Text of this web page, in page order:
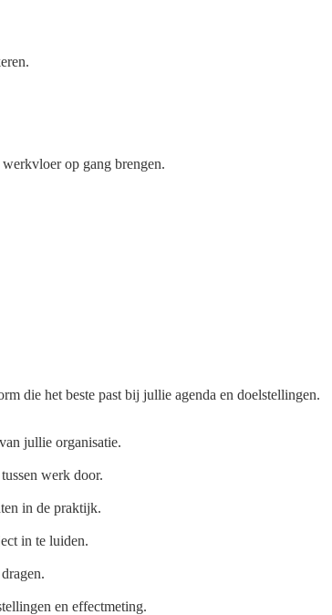
op gang brengen.
die het beste past bij jullie agenda en doelstellingen.
jullie organisatie.
werk door.
in de praktijk.
in te luiden.
en effectmeting.